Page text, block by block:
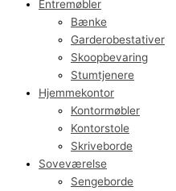
Entremøbler
Bænke
Garderobestativer
Skoopbevaring
Stumtjenere
Hjemmekontor
Kontormøbler
Kontorstole
Skriveborde
Soveværelse
Sengeborde